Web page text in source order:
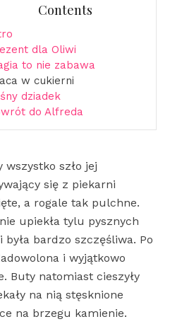
Contents
dla Oliwi
to nie zabawa
w cukierni
dziadek
do Alfreda
szło jej
się z piekarni
a rogale tak pulchne.
upiekła tylu pysznych
bardzo szczęśliwa. Po
i wyjątkowo
Buty natomiast cieszyły
na nią stęsknione
na brzegu kamienie.